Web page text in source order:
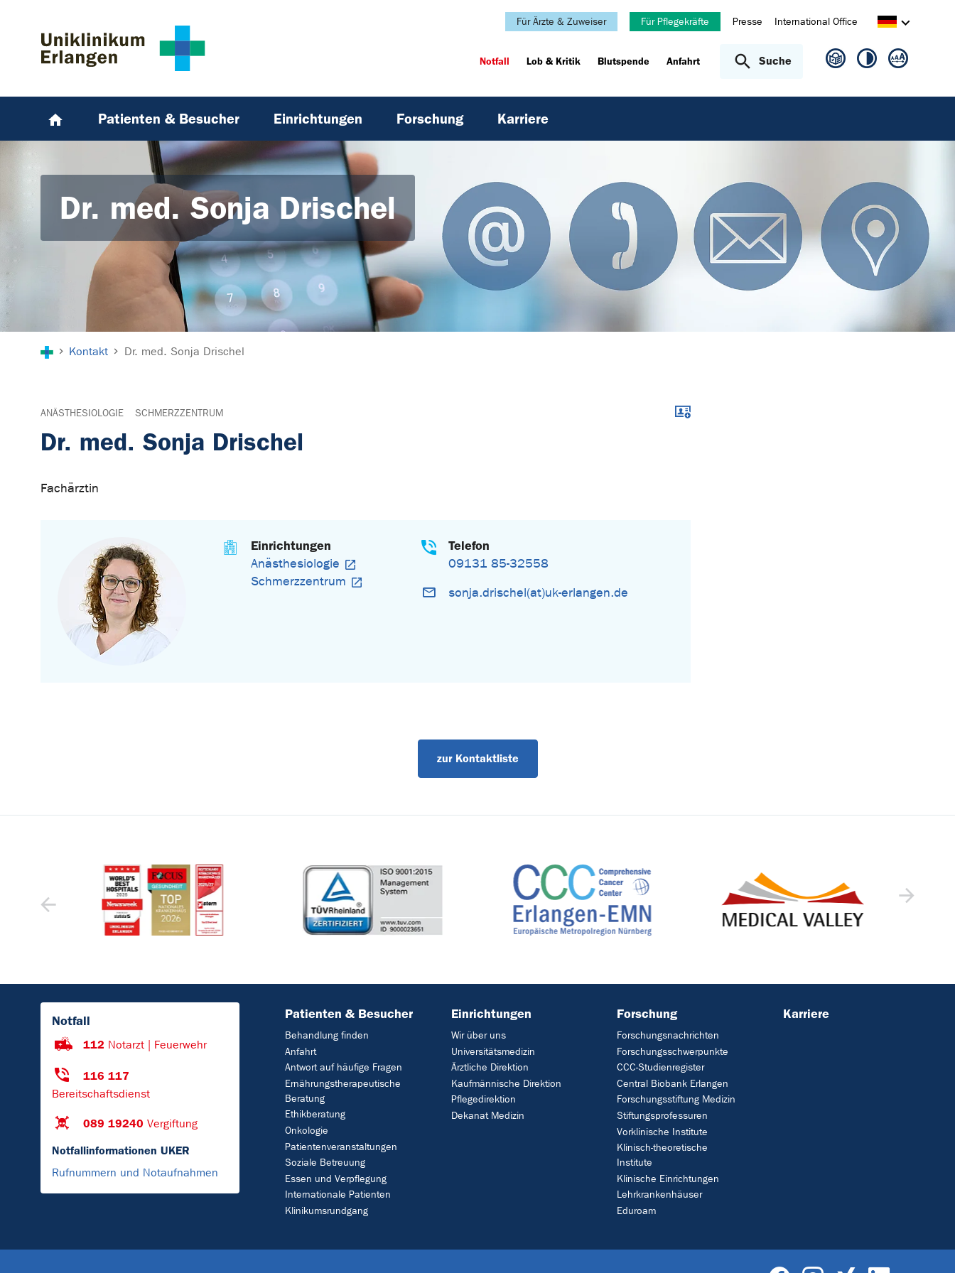
Für Ärzte & Zuweiser Für Pflegekräfte Presse International Office
Notfall Lob & Kritik Blutspende Anfahrt Suche
Patienten & Besucher Einrichtungen Forschung Karriere
Dr. med. Sonja Drischel
Kontakt Dr. med. Sonja Drischel
ANÄSTHESIOLOGIE SCHMERZZENTRUM
Dr. med. Sonja Drischel
Fachärztin
Download im .vcf-Format
Einrichtungen
Anästhesiologie
Schmerzzentrum
Telefon
09131 85-32558
sonja.drischel(at)uk-erlangen.de
zur Kontaktliste
Notfall
112 Notarzt | Feuerwehr
116 117
Bereitschaftsdienst
089 19240 Vergiftung
Notfallinformationen UKER
Rufnummern und Notaufnahmen
Patienten & Besucher
Behandlung finden
Anfahrt
Antwort auf häufige Fragen
Ernährungstherapeutische
Beratung
Ethikberatung
Onkologie
Patientenveranstaltungen
Soziale Betreuung
Essen und Verpflegung
Internationale Patienten
Klinikumsrundgang
Einrichtungen
Wir über uns
Universitätsmedizin
Ärztliche Direktion
Kaufmännische Direktion
Pflegedirektion
Dekanat Medizin
Forschung
Forschungsnachrichten
Forschungsschwerpunkte
CCC-Studienregister
Central Biobank Erlangen
Forschungsstiftung Medizin
Stiftungsprofessuren
Vorklinische Institute
Klinisch-theoretische
Institute
Klinische Einrichtungen
Lehrkrankenhäuser
Eduroam
Karriere